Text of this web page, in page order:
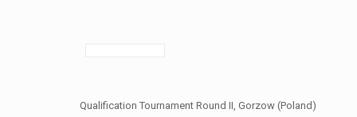
Qualification Tournament Round II, Gorzow (Poland)